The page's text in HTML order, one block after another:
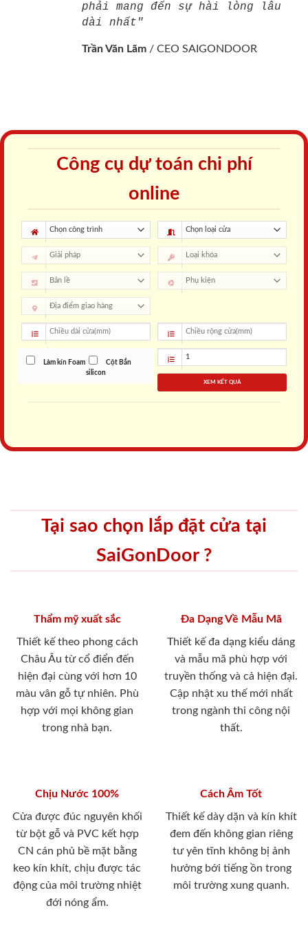
phải mang đến sự hài lòng lâu
dài nhất"
Trần Văn Lãm / CEO SAIGONDOOR
Công cụ dự toán chi phí
online
Làm kín Foam
Cột Bắn
silicon
XEM KẾT QUẢ
Tại sao chọn lắp đặt cửa tại
SaiGonDoor ?
Thẩm mỹ xuất sắc
Thiết kế theo phong cách
Châu Âu từ cổ điển đến
hiện đại cùng với hơn 10
màu vân gỗ tự nhiên. Phù
hợp với mọi không gian
trong nhà bạn.
Đa Dạng Về Mẫu Mã
Thiết kế đa dạng kiểu dáng
và mẫu mã phù hợp với
truyền thống và cả hiện đại.
Cập nhật xu thế mới nhất
trong ngành thi công nội
thất.
Chịu Nước 100%
Cửa được đúc nguyên khối
từ bột gỗ và PVC kết hợp
CN cán phủ bề mặt bằng
keo kín khít, chịu được tác
động của môi trường nhiệt
đới nóng ẩm.
Cách Âm Tốt
Thiết kế dày dặn và kín khít
đem đến không gian riêng
tư yên tĩnh không bị ảnh
hưởng bới tiếng ồn trong
môi trường xung quanh.